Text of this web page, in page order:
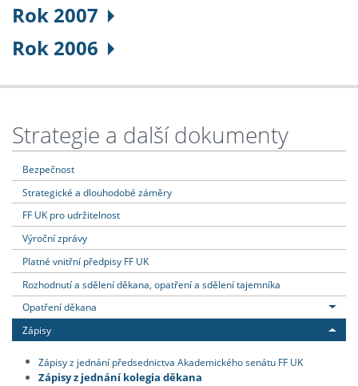
Rok 2007
Rok 2006
Strategie a další dokumenty
Bezpečnost
Strategické a dlouhodobé záměry
FF UK pro udržitelnost
Výroční zprávy
Platné vnitřní předpisy FF UK
Rozhodnutí a sdělení děkana, opatření a sdělení tajemníka
Opatření děkana
Zápisy
Zápisy z jednání předsednictva Akademického senátu FF UK
Zápisy z jednání kolegia děkana